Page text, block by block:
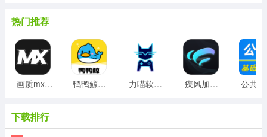
热门推荐
画质mxpro工具最新版 鸭鸭鲸云手机客户端 力喵软件最新版 疾风加速器免费版
下载排行